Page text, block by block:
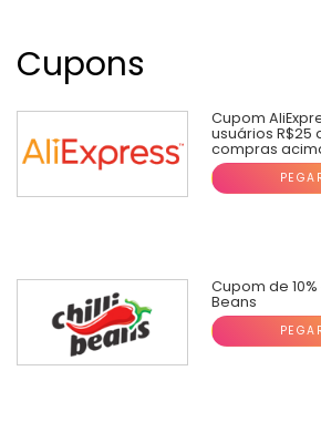
Cupons
Cupom
usuários R$25
compras
Cupom de
Beans